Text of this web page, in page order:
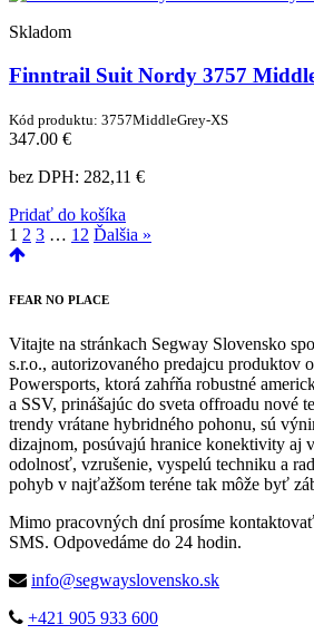
Skladom
Finntrail Suit Nordy 3757
Kód produktu: 3757MiddleGrey-XS
347.00 €
bez DPH: 282,11 €
Pridať do košíka
1 2 3 … 12 Ďalšia »
FEAR NO PLACE
Vitajte na stránkach Segway Slovensko
s.r.o., autorizovaného predajcu produktov
Powersports, ktorá zahŕňa robustné
a SSV, prinášajúc do sveta offroadu nové
trendy vrátane hybridného pohonu, sú
dizajnom, posúvajú hranice konektivity aj
odolnosť, vzrušenie, vyspelú techniku a
pohyb v najťažšom teréne tak môže byť
Mimo pracovných dní prosíme
SMS. Odpovedáme do 24 hodin.
info@segwayslovensko.sk
+421 905 933 600